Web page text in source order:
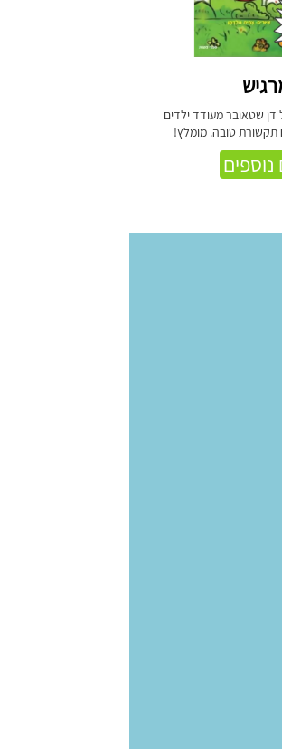
שטאובר מעודד ילדים
טובה. מומלץ!